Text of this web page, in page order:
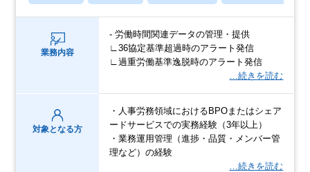
業務内容
- 労働時間関連データの管理・提供
∟36協定基準超過時のアラート発信
∟過重労働基準逸脱時のアラート発信
…続きを読む
対象となる方
・人事労務領域におけるBPOまたはシェア
ードサービスでの実務経験（3年以上）
・業務運用管理（進捗・品質・メンバー管
理など）の経験
…続きを読む